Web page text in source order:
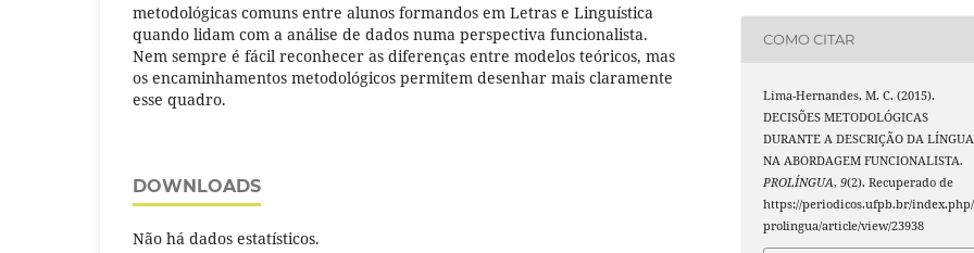
metodológicas comuns entre alunos formandos em Letras e Linguística
quando lidam com a análise de dados numa perspectiva funcionalista.
Nem sempre é fácil reconhecer as diferenças entre modelos teóricos, mas
os encaminhamentos metodológicos permitem desenhar mais claramente
esse quadro.
DOWNLOADS
Não há dados estatísticos.
COMO CITAR
Lima-Hernandes, M. C. (2015).
DECISÕES METODOLÓGICAS
DURANTE A DESCRIÇÃO DA LÍNGUA
NA ABORDAGEM FUNCIONALISTA.
PROLÍNGUA,9(2). Recuperado de
https://periodicos.ufpb.br/index.php/
prolingua/article/view/23938